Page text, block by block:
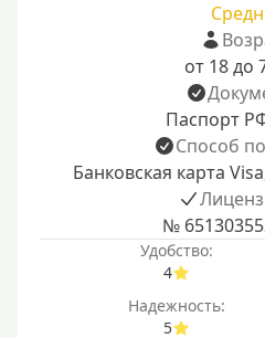
от 18 до
Паспорт
Способ
Банковская карта
№
Удобство:
4
Надежность:
5